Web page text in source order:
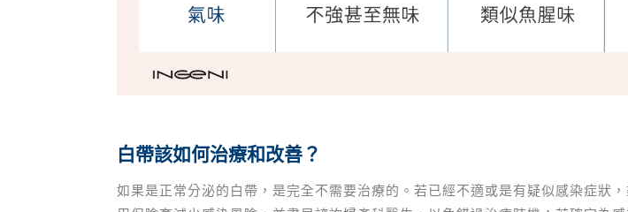
白帶該如何治療和改善？
如果是正常分泌的白帶，是完全不需要治療的。若已經不適或是有疑似感染症狀